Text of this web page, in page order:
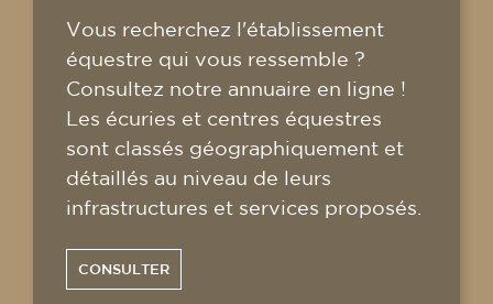
Vous recherchez l'établissement
équestre qui vous ressemble ?
Consultez notre annuaire en ligne !
Les écuries et centres équestres
sont classés géographiquement et
détaillés au niveau de leurs
infrastructures et services proposés.
CONSULTER